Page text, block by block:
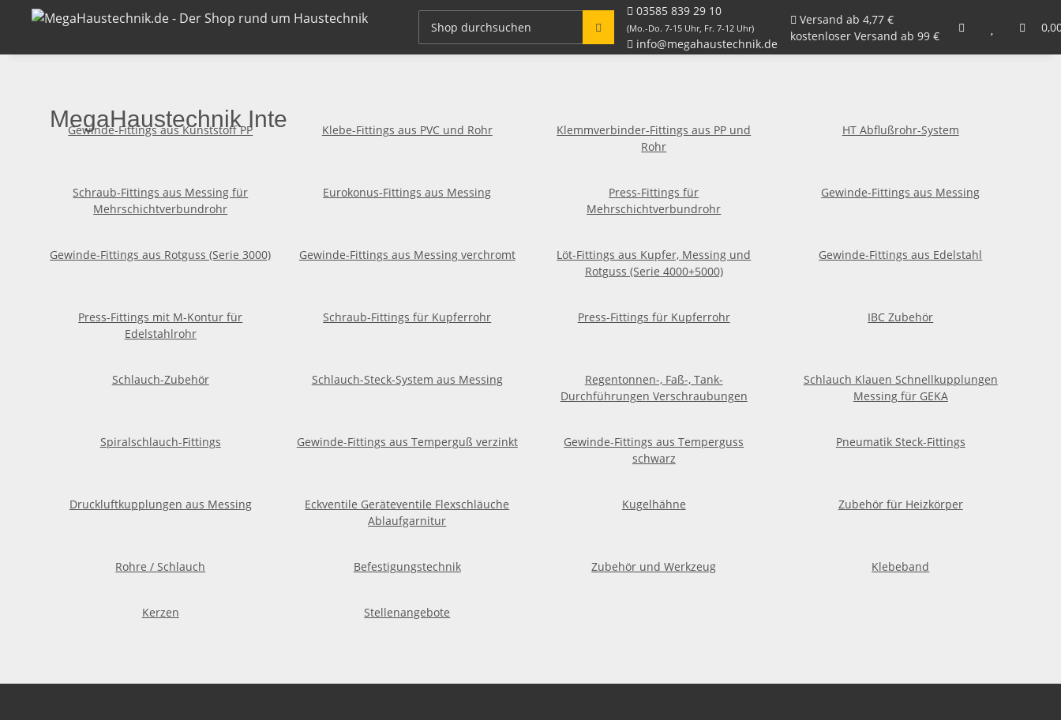
03585 839 29 10
(Mo.-Do. 7-15 Uhr, Fr. 7-12 Uhr)
info@megahaustechnik.de
Versand ab 4,77 €
kostenloser Versand ab 99 €
Fitting Systeme + Zubehör Rohre / Schlauch Armaturen, Kugelhähne, Ventile Garten
MegaHaustechnik Internet Shop Heimwerker Handwerker Fittings Rohrleitung Befestigung
Gewinde-Fittings aus Kunststoff PP Klebe-Fittings aus PVC und Rohr
Klemmverbinder-Fittings aus PP und
Rohr
HT Abflußrohr-System
Schraub-Fittings aus Messing für
Mehrschichtverbundrohr
Eurokonus-Fittings aus Messing
Press-Fittings für
Mehrschichtverbundrohr
Gewinde-Fittings aus Messing
Gewinde-Fittings aus Rotguss (Serie 3000) Gewinde-Fittings aus Messing verchromt
Löt-Fittings aus Kupfer, Messing und
Rotguss (Serie 4000+5000)
Gewinde-Fittings aus Edelstahl
Press-Fittings mit M-Kontur für
Edelstahlrohr
Schraub-Fittings für Kupferrohr Press-Fittings für Kupferrohr IBC Zubehör
Schlauch-Zubehör Schlauch-Steck-System aus Messing
Regentonnen-, Faß-, Tank-
Durchführungen Verschraubungen
Schlauch Klauen Schnellkupplungen
Messing für GEKA
Spiralschlauch-Fittings Gewinde-Fittings aus Temperguß verzinkt
Gewinde-Fittings aus Temperguss
schwarz
Pneumatik Steck-Fittings
Druckluftkupplungen aus Messing
Eckventile Geräteventile Flexschläuche
Ablaufgarnitur
Kugelhähne Zubehör für Heizkörper
Rohre / Schlauch Befestigungstechnik Zubehör und Werkzeug Klebeband
Kerzen Stellenangebote